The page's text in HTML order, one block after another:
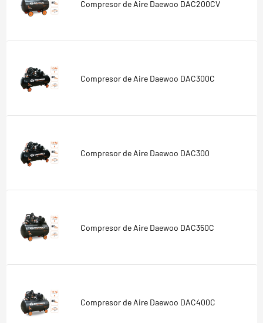
Compresor de Aire Daewoo DAC200CV
Compresor de Aire Daewoo DAC300C
Compresor de Aire Daewoo DAC300
Compresor de Aire Daewoo DAC350C
Compresor de Aire Daewoo DAC400C